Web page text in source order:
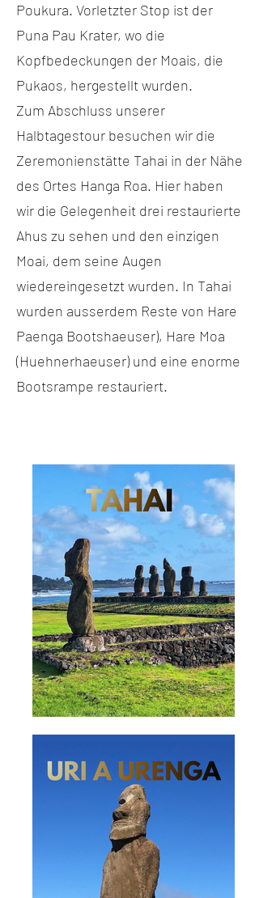
Poukura. Vorletzter Stop ist der
Puna Pau Krater, wo die
Kopfbedeckungen der Moais, die
Pukaos, hergestellt wurden.
Zum Abschluss unserer
Halbtagestour besuchen wir die
Zeremonienstätte Tahai in der Nähe
des Ortes Hanga Roa. Hier haben
wir die Gelegenheit drei restaurierte
Ahus zu sehen und den einzigen
Moai, dem seine Augen
wiedereingesetzt wurden. In Tahai
wurden ausserdem Reste von Hare
Paenga Bootshaeuser), Hare Moa
(Huehnerhaeuser) und eine enorme
Bootsrampe restauriert.